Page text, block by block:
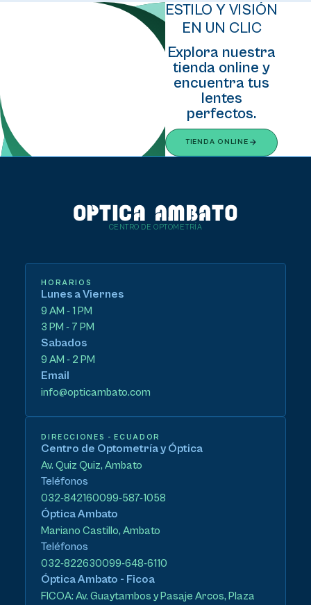
ESTILO Y VISIÓN
EN UN CLIC
Explora nuestra
tienda online y
encuentra tus
lentes
perfectos.
TIENDA ONLINE
CENTRO DE OPTOMETRÍA
HORARIOS
Lunes a Viernes
9 AM - 1 PM
3 PM - 7 PM
Sabados
9 AM - 2 PM
Email
info@opticambato.com
DIRECCIONES - ECUADOR
Centro de Optometría y Óptica
Av. Quiz Quiz, Ambato
Teléfonos
032-842160099-587-1058
Óptica Ambato
Mariano Castillo, Ambato
Teléfonos
032-822630099-648-6110
Óptica Ambato - Ficoa
FICOA: Av. Guaytambos y Pasaje Arcos, Plaza